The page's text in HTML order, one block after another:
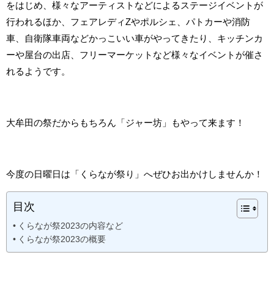
をはじめ、様々なアーティストなどによるステージイベントが
行われるほか、フェアレディZやポルシェ、パトカーや消防
車、自衛隊車両などかっこいい車がやってきたり、キッチンカ
ーや屋台の出店、フリーマーケットなど様々なイベントが催さ
れるようです。
大牟田の祭だからもちろん「ジャー坊」もやって来ます！
今度の日曜日は「くらなが祭り」へぜひお出かけしませんか！
目次
くらなが祭2023の内容など
くらなが祭2023の概要